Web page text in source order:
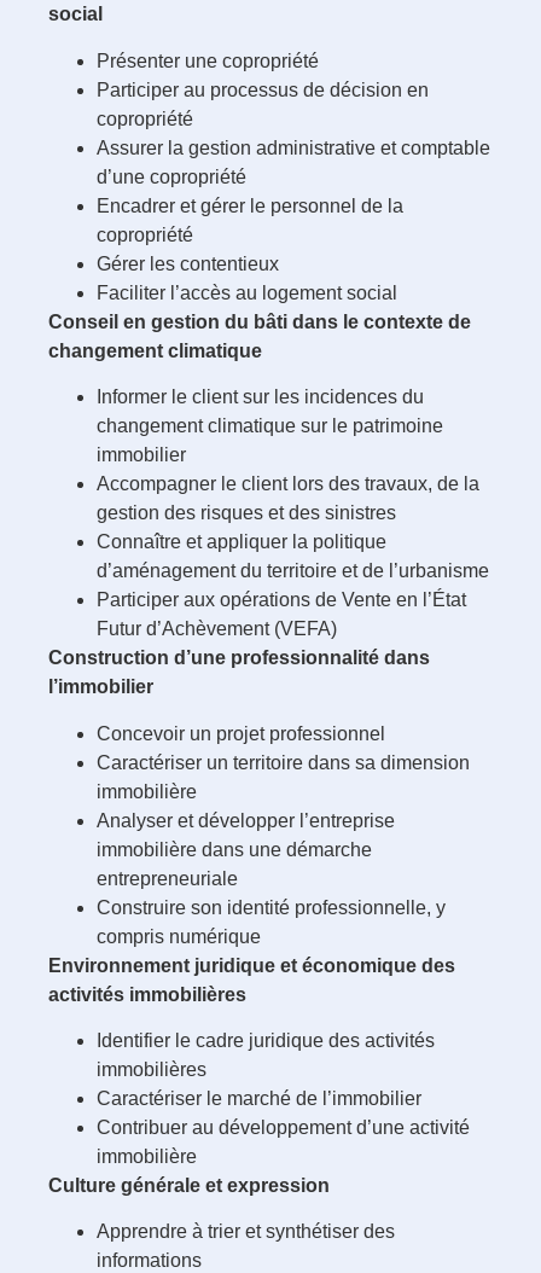
social
Présenter une copropriété
Participer au processus de décision en
copropriété
Assurer la gestion administrative et comptable
d’une copropriété
Encadrer et gérer le personnel de la
copropriété
Gérer les contentieux
Faciliter l’accès au logement social
Conseil en gestion du bâti dans le contexte de
changement climatique
Informer le client sur les incidences du
changement climatique sur le patrimoine
immobilier
Accompagner le client lors des travaux, de la
gestion des risques et des sinistres
Connaître et appliquer la politique
d’aménagement du territoire et de l’urbanisme
Participer aux opérations de Vente en l’État
Futur d’Achèvement (VEFA)
Construction d’une professionnalité dans
l’immobilier
Concevoir un projet professionnel
Caractériser un territoire dans sa dimension
immobilière
Analyser et développer l’entreprise
immobilière dans une démarche
entrepreneuriale
Construire son identité professionnelle, y
compris numérique
Environnement juridique et économique des
activités immobilières
Identifier le cadre juridique des activités
immobilières
Caractériser le marché de l’immobilier
Contribuer au développement d’une activité
immobilière
Culture générale et expression
Apprendre à trier et synthétiser des
informations